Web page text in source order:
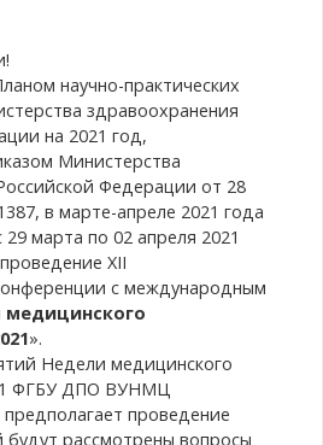
научно-практических
здравоохранения
на 2021 год,
Министерства
Федерации от 28
в марте-апреле 2021 года
марта по 02 апреля 2021
XII
с международным
медицинского
».
Недели медицинского
ФГБУ ДПО ВУНМЦ
проведение
будут рассмотрены вопросы